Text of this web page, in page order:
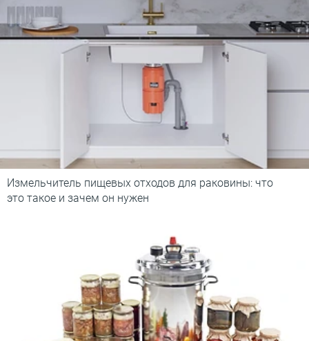
Измельчитель пищевых отходов для раковины: что
это такое и зачем он нужен